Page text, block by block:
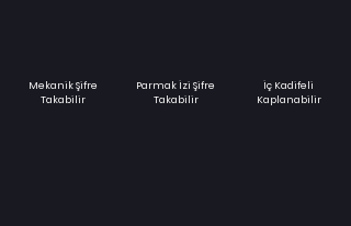
Mekanik Şifre
Takabilir
Parmak İzi Şifre
Takabilir
İç Kadifeli
Kaplanabilir